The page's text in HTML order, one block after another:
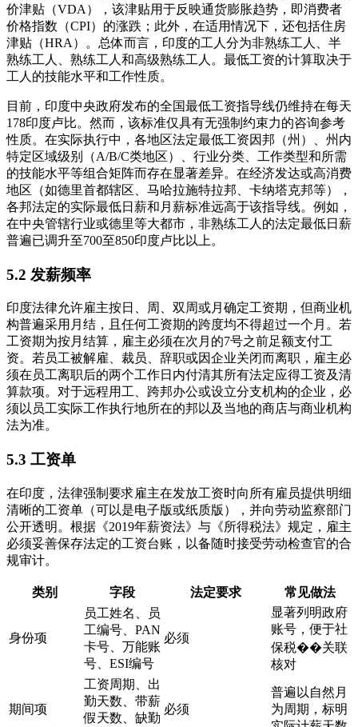
价津贴（VDA），该津贴用于反映通货膨胀趋势，即消费者
价格指数（CPI）的涨跌；此外，在适用情况下，还包括住房
津贴（HRA）。总体而言，印度的工人分为非熟练工人、半
熟练工人、熟练工人和高级熟练工人。最低工资的计算取决于
工人的技能水平和工作性质。
目前，印度中央政府发布的全国最低工资指导线仍维持在每天
178印度卢比。然而，该标准仅具有无强制约束力的咨询参考
性质。在实际执行中，各地区法定最低工资因邦（州）、州内
特定区域级别（A/B/C类地区）、行业分类、工作类型和所需
的技能水平等组合矩阵而存在显著差异。在经济发达或高消费
地区（如德里首都辖区、马哈拉施特拉邦、卡纳塔克邦等），
各邦法定的实际最低日薪和月薪标准远高于该指导线。例如，
在中央管辖行业或德里等大都市，非熟练工人的法定最低日薪
普遍已调升至700至850印度卢比以上。
5.2 发薪频率
印度法律允许雇主按日、周、双周或月确定工资期，但商业机
构普遍采用月结，且任何工资期的跨度均不得超过一个月。若
工资期为按月结算，雇主必须在次月的7号之前足额支付工
资。若员工被解雇、裁员、辞职或因企业关闭而离职，雇主必
须在员工离职后的两个工作日内付清其所有法定应得工资及清
算款项。对于远程用工、跨邦办公或设立分支机构的企业，必
须以员工实际工作执行地所在的邦以及当地的商店与商业机构
法为准。
5.3 工资单
在印度，法律强制要求雇主在发放工资时向所有雇员提供明细
清晰的工资单（可以是电子版或纸质版），并向劳动监察部门
公开透明。根据《2019年薪资法》与《所得税法》规定，雇主
必须妥善保存法定的工资台账，以备随时接受劳动检查官的合
规审计。
类别 字段 法定要求 常见做法
身份项
员工姓名、员
工编号、PAN
卡号、万能账
号、ESI编号
必须
显著列明政府
账号，便于社
保税��关联
核对
期间项
工资周期、出
勤天数、带薪
假天数、缺勤
必须
普遍以自然月
为周期，标明